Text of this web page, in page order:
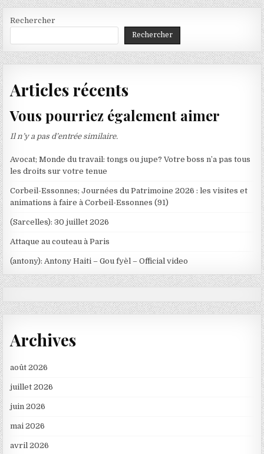
Rechercher
Rechercher
Articles récents
Vous pourriez également aimer
Il n’y a pas d’entrée similaire.
Avocat; Monde du travail: tongs ou jupe? Votre boss n’a pas tous
les droits sur votre tenue
Corbeil-Essonnes; Journées du Patrimoine 2026 : les visites et
animations à faire à Corbeil-Essonnes (91)
(Sarcelles): 30 juillet 2026
Attaque au couteau à Paris
(antony): Antony Haiti – Gou fyèl – Official video
Archives
août 2026
juillet 2026
juin 2026
mai 2026
avril 2026